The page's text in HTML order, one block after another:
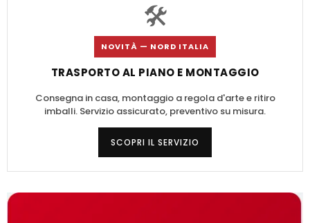
🛠️
NOVITÀ — NORD ITALIA
TRASPORTO AL PIANO E MONTAGGIO
Consegna in casa, montaggio a regola d'arte e ritiro
imballi. Servizio assicurato, preventivo su misura.
SCOPRI IL SERVIZIO